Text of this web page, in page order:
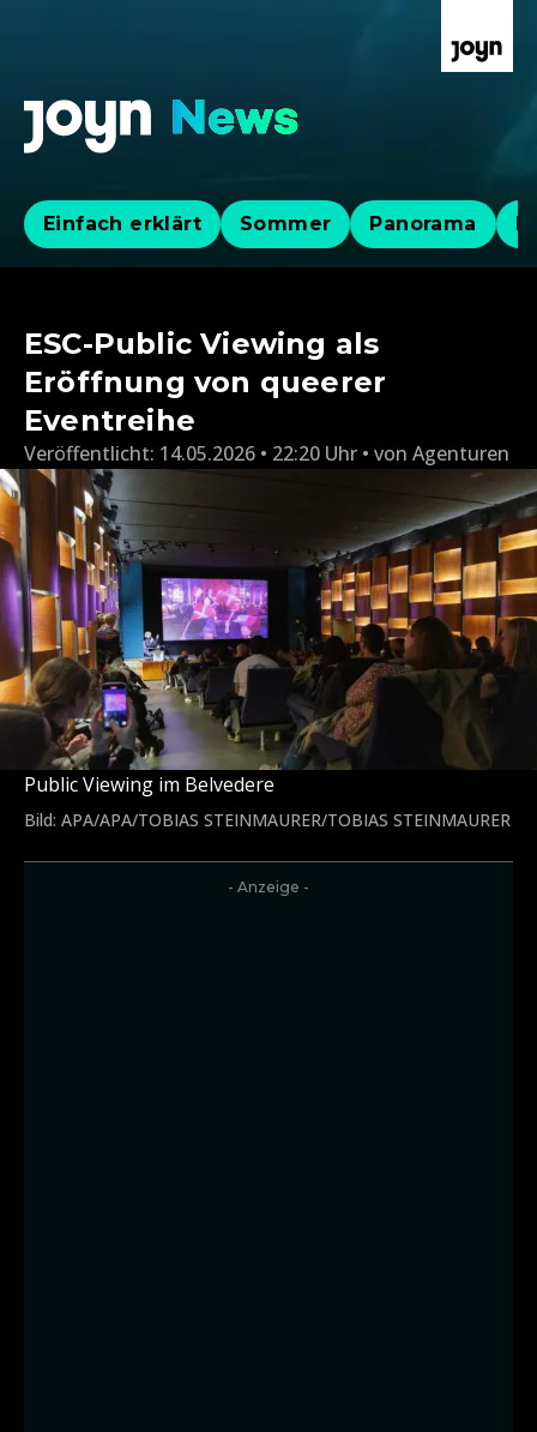
Einfach erklärt Sommer Panorama
ESC-Public Viewing als
Eröffnung von queerer
Eventreihe
Veröffentlicht: 14.05.2026 • 22:20 Uhr von Agenturen
Public Viewing im Belvedere
Bild: APA/APA/TOBIAS STEINMAURER/TOBIAS STEINMAURER
- Anzeige -